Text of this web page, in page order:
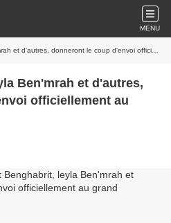
MENU
donneront le coup d'envoi officiellement au grand évènement
Ben'mrah et d'autres,
officiellement au